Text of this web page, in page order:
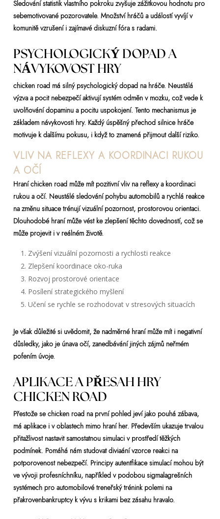
Sledování statistik vlastního pokroku zvyšuje zážitkovou hodnotu pro
sebemotivované pozorovatele. Množství hráčů a událostí vyvíjí v
komunitě vzrušení i zajímavé diskuzní fóra s radami.
PSYCHOLOGICKÝ DOPAD A
NÁVYKOVOST HRY
chicken road má silný psychologický dopad na hráče. Neustálá
výzva a pocit nebezpečí aktivují systém odměn v mozku, což vede k
uvolňování dopaminu a pocitu uspokojení. Tento mechanismus je
základem návykovosti hry. Každý úspěšný přechod silnice hráče
motivuje k dalšímu pokusu, i když to znamená přijmout další riziko.
VLIV NA REFLEXY A KOORDINACI RUKOU
A OČÍ
Hraní chicken road může mít pozitivní vliv na reflexy a koordinaci
rukou a očí. Neustálé sledování pohybu automobilů a rychlá reakce
na změnu situace trénují vizuální pozornost, prostorovou orientaci.
Dlouhodobé hraní může vést ke zlepšení těchto dovedností, což se
může projevit i v reálném životě.
Zvýšení vizuální pozornosti a rychlosti reakce
Zlepšení koordinace oko-ruka
Rozvoj prostorové orientace
Posílení strategického myšlení
Učení se rychle se rozhodovat v stresových situacích
Je však důležité si uvědomit, že nadměrné hraní může mít i negativní
důsledky, jako je únava očí, zanedbávání jiných zájmů neřmém
pofením úvoje.
APLIKACE A PŘESAH HRY
CHICKEN ROAD
Přestože se chicken road na první pohled jeví jako pouhá zábava,
má aplikace i v oblastech mimo hraní her. Především ukazuje trvalou
přitažlivost nastavit samostatnou simulaci v prostředí těžkých
podmínek. Pomáhá nám studovat diviaání vzorce reakci na
potporovenost nebezpečí. Principy autentfikace simulací mohou být
ve vývoji profesníchníku, napříkled v podobou sigmalagrešních
systémech pro automobilové treneřský trénink polemi na
přakrovenbankruptcy k vývu s krikami bez zásahu hravalo.